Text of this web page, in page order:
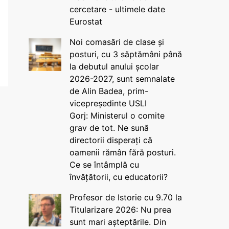
cercetare - ultimele date
Eurostat
Noi comasări de clase și
posturi, cu 3 săptămâni până
la debutul anului școlar
2026-2027, sunt semnalate
de Alin Badea, prim-
vicepreședinte USLI
Gorj: Ministerul o comite
grav de tot. Ne sună
directorii disperați că
oamenii rămân fără posturi.
Ce se întâmplă cu
învățătorii, cu educatorii?
Profesor de Istorie cu 9.70 la
Titularizare 2026: Nu prea
sunt mari așteptările. Din